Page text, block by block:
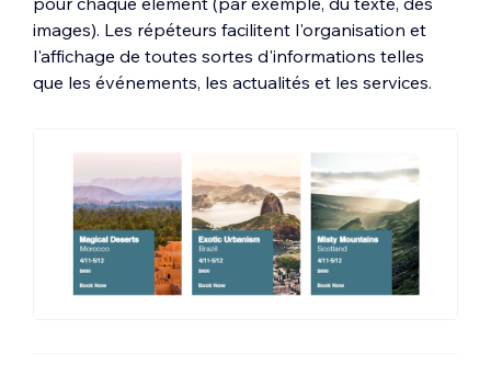
images). Les répéteurs facilitent l'organisation et
l'affichage de toutes sortes d'informations telles
que les événements, les actualités et les services.